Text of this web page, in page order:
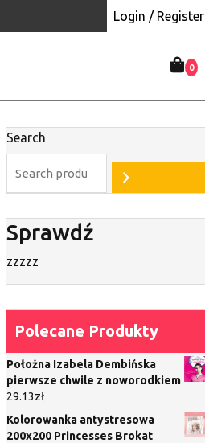
Login / Register
0
Search
Sprawdź
zzzzz
Polecane Produkty
Położna Izabela Dembińska
pierwsze chwile z noworodkiem
29.13zł
Kolorowanka antystresowa
200x200 Princesses Brokat